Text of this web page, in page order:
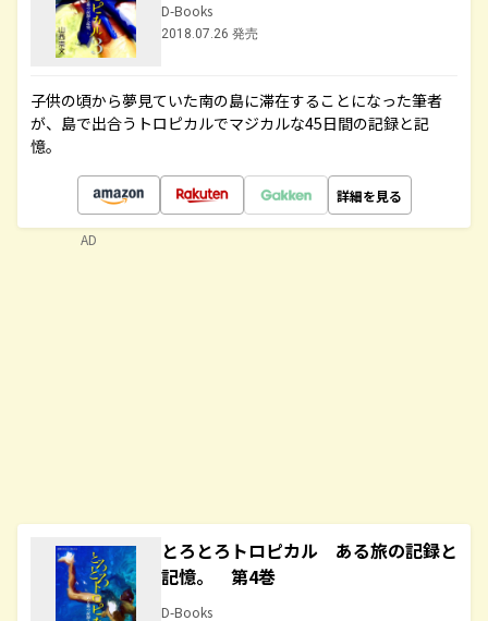
D-Books
2018.07.26 発売
子供の頃から夢見ていた南の島に滞在することになった筆者
が、島で出合うトロピカルでマジカルな45日間の記録と記
憶。
詳細を見る
とろとろトロピカル ある旅の記録と
記憶。 第4巻
D-Books
AD